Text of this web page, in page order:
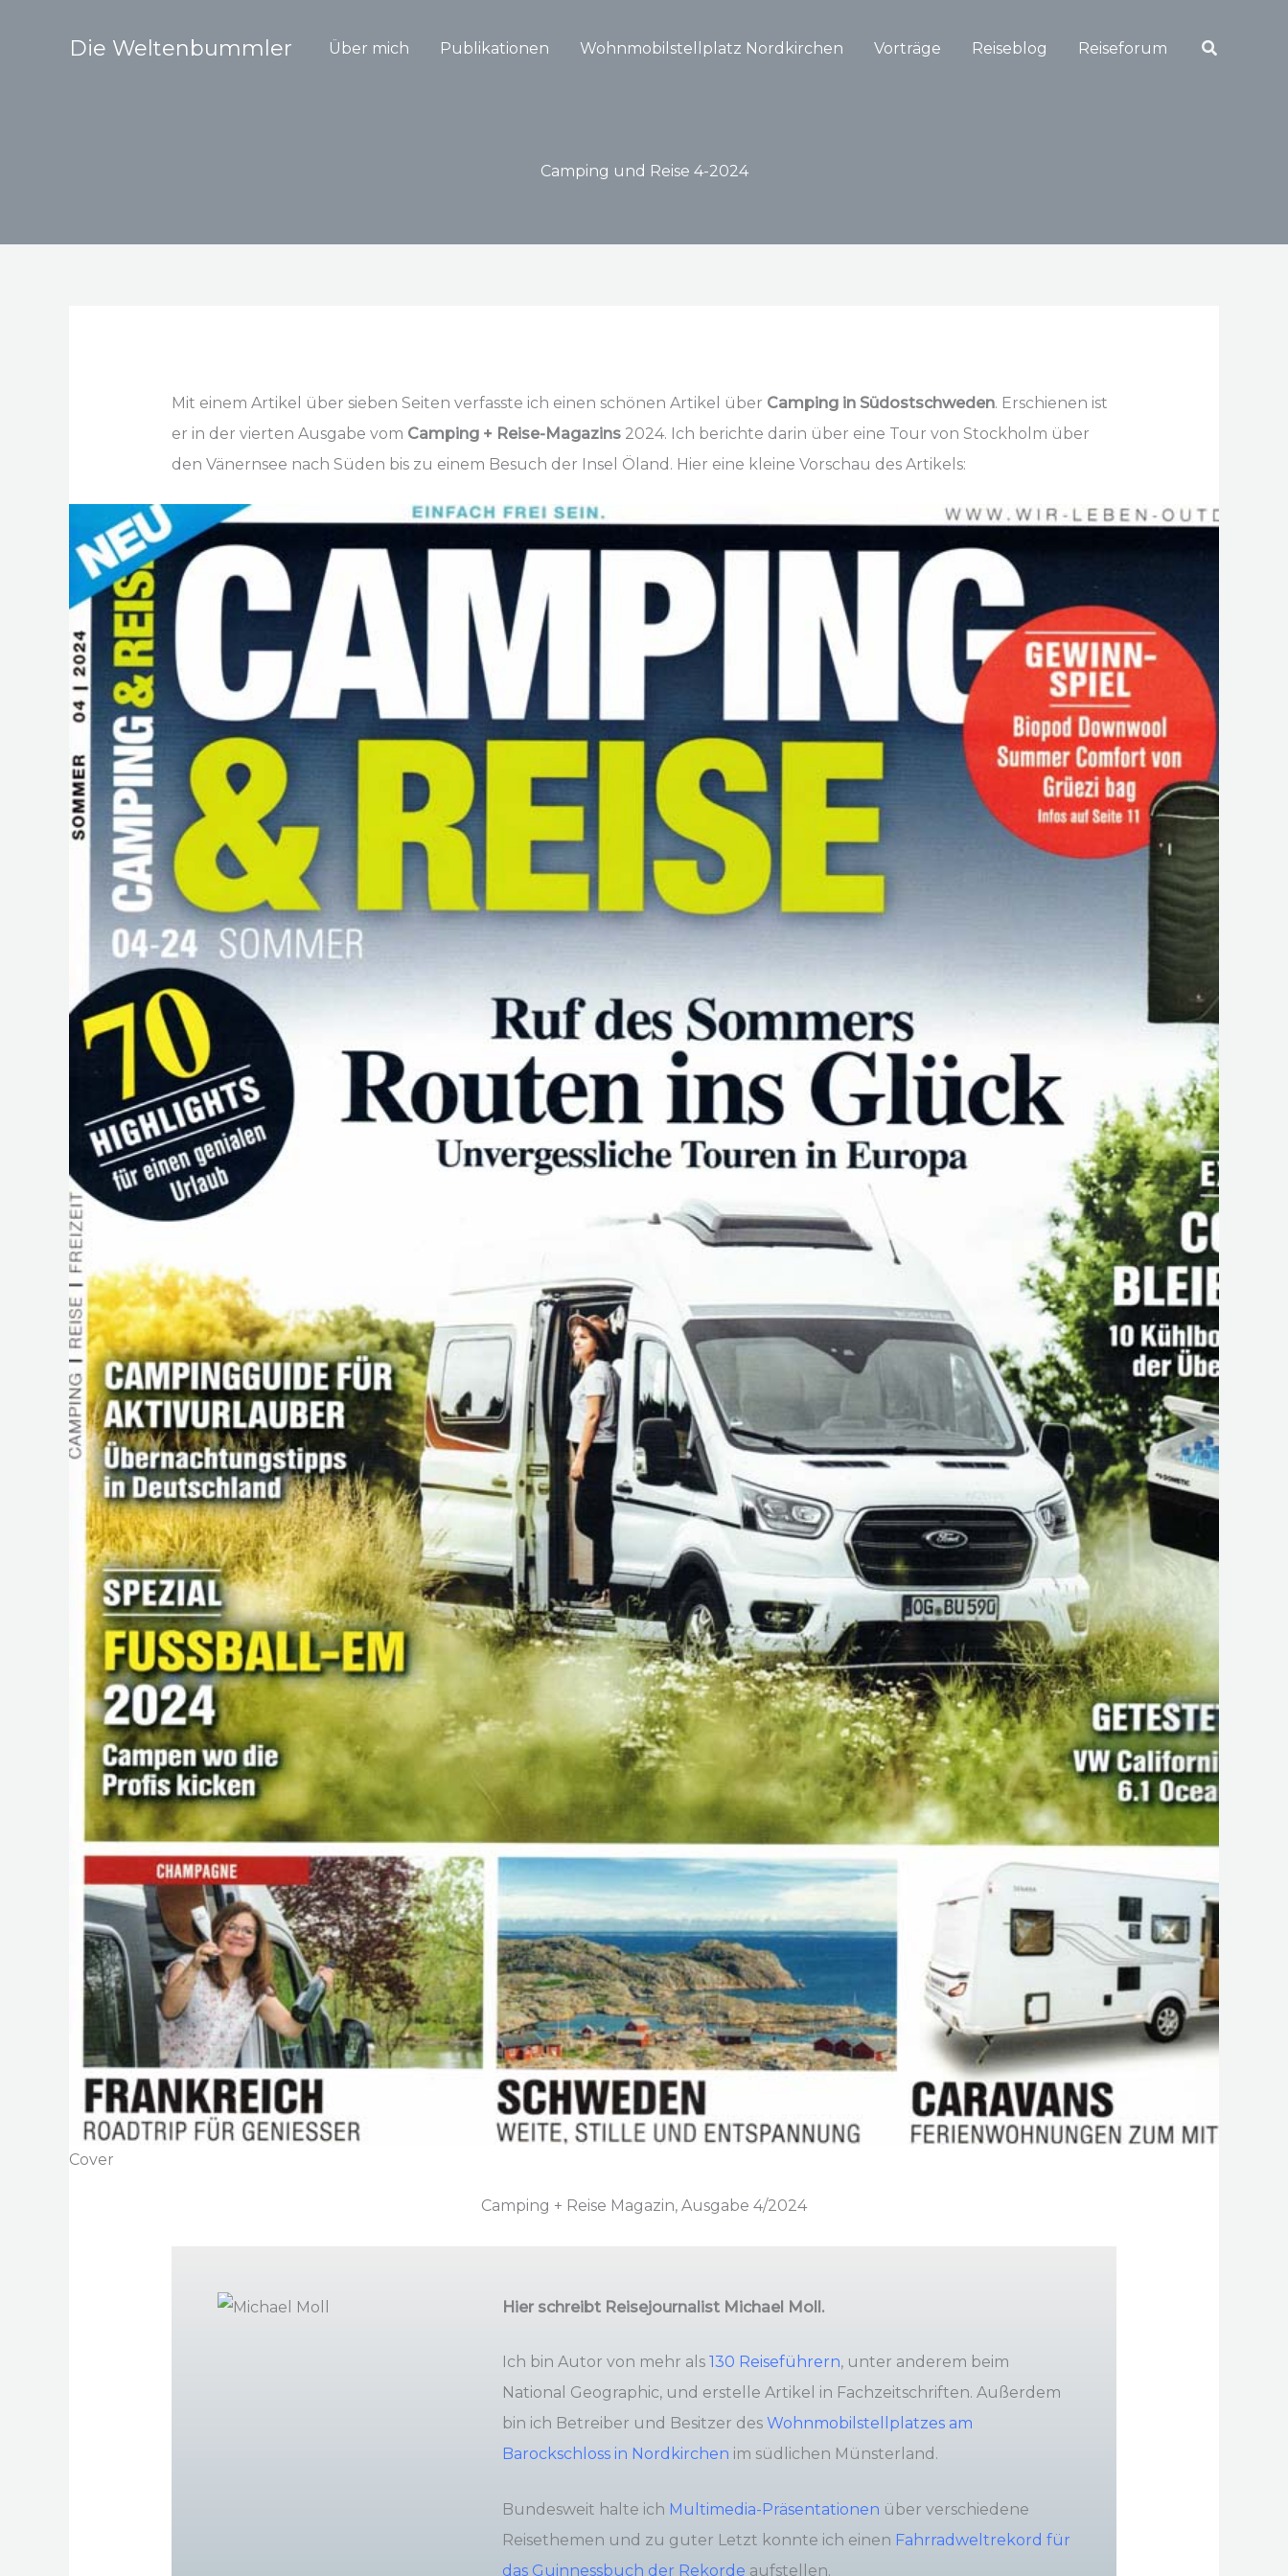
Die Weltenbummler Über mich Publikationen Wohnmobilstellplatz Nordkirchen Vorträge Reiseblog Reiseforum Suchen
Camping und Reise 4-2024
Mit einem Artikel über sieben Seiten verfasste ich einen schönen Artikel über Camping in Südostschweden. Erschienen ist
er in der vierten Ausgabe vom Camping + Reise-Magazins2024. Ich berichte darin über eine Tour von Stockholm über
den Vänernsee nach Süden bis zu einem Besuch der Insel Öland. Hier eine kleine Vorschau des Artikels:
Cover
Camping + Reise Magazin, Ausgabe 4/2024
Hier schreibt Reisejournalist Michael Moll.
Ich bin Autor von mehr als 130 Reiseführern, unter anderem beim
National Geographic, und erstelle Artikel in Fachzeitschriften. Außerdem
bin ich Betreiber und Besitzer des Wohnmobilstellplatzes am
Barockschloss in Nordkirchen im südlichen Münsterland.
Bundesweit halte ich Multimedia-Präsentationen über verschiedene
Reisethemen und zu guter Letzt konnte ich einen Fahrradweltrekord für
das Guinnessbuch der Rekorde aufstellen.